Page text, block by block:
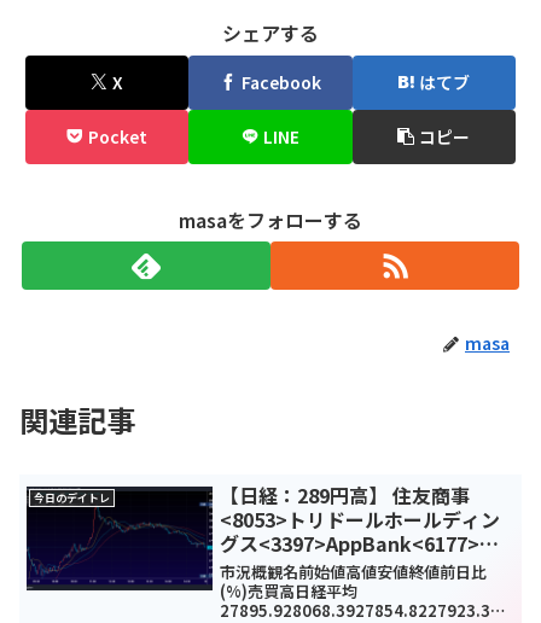
シェアする
X Facebook はてブ
Pocket LINE コピー
masaをフォローする
masa
関連記事
今日のデイトレ
【日経：289円高】 住友商事
<8053>トリドールホールディン
グス<3397>AppBank<6177>今
日のデイトレ4月11日
市況概観名前始値高値安値終値前日比
(%)売買高日経平均
27895.928068.3927854.8227923.372